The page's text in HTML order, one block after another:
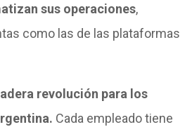
sus operaciones,
como las de las plataformas
revolución para los
Cada empleado tiene